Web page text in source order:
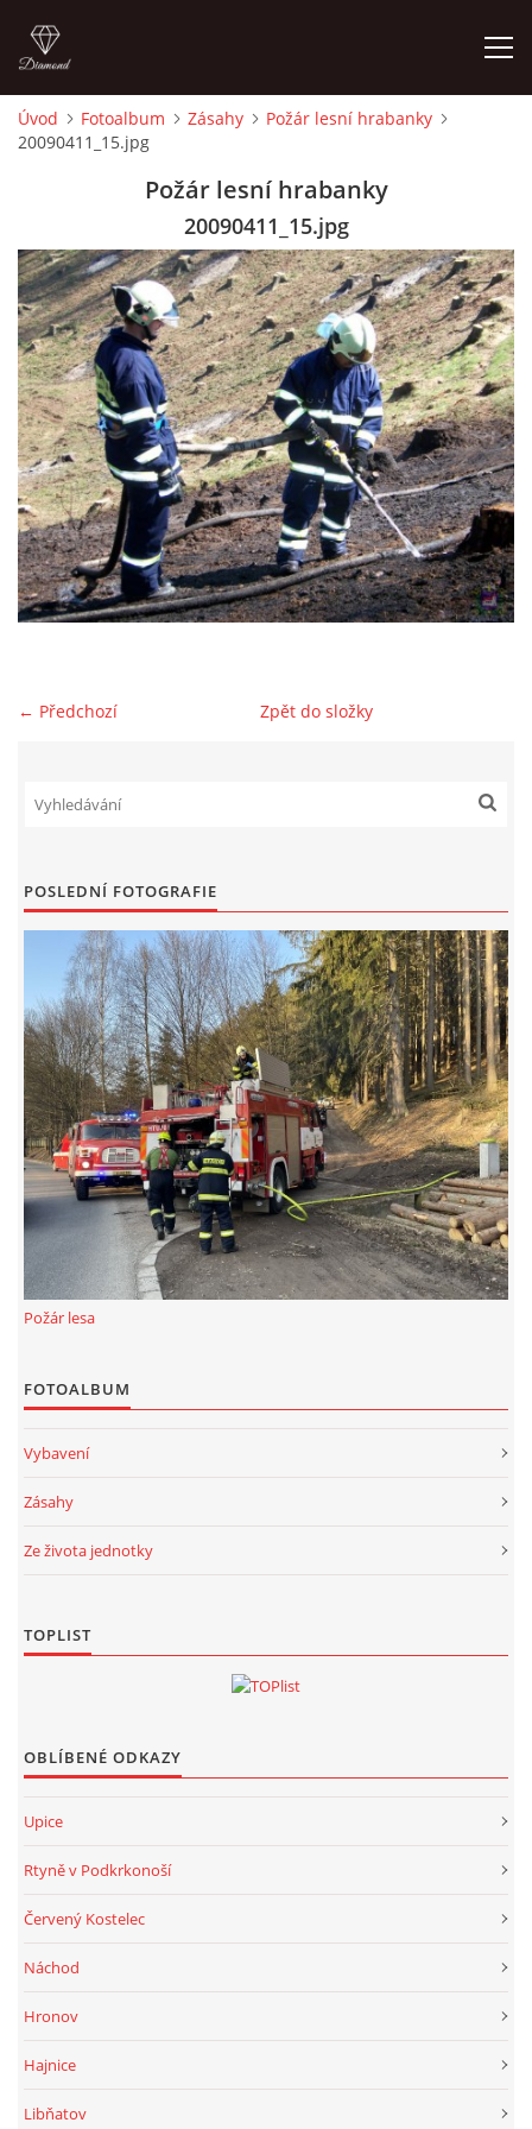
ÚVOD
VYBAVENÍ
ČLENOVÉ
ZÁSAHY
CVIČENÍ
NAŠE VIDEA
NÁVŠTĚVNÍ KNIHA
Úvod Fotoalbum Zásahy
Požár lesní hrabanky
20090411_15.jpg
Požár lesní hrabanky
20090411_15.jpg
← Předchozí Zpět do složky
POSLEDNÍ FOTOGRAFIE
Požár lesa
FOTOALBUM
Vybavení
Zásahy
Ze života jednotky
TOPLIST
OBLÍBENÉ ODKAZY
Upice
Rtyně v Podkrkonoší
Červený Kostelec
Náchod
Hronov
Hajnice
Libňatov